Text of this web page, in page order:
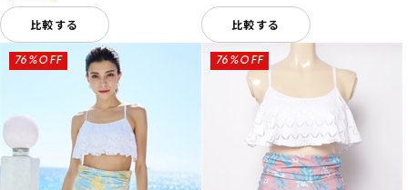
比較する 比較する
76%OFF 76%OFF